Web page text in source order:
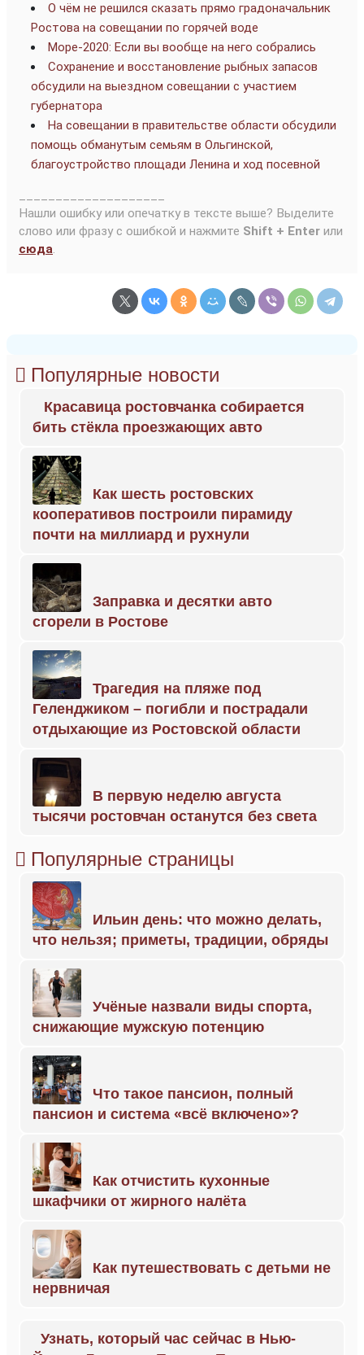
О чём не решился сказать прямо градоначальник
Ростова на совещании по горячей воде
Море-2020: Если вы вообще на него собрались
Сохранение и восстановление рыбных запасов
обсудили на выездном совещании с участием
губернатора
На совещании в правительстве области обсудили
помощь обманутым семьям в Ольгинской,
благоустройство площади Ленина и ход посевной
Нашли ошибку или опечатку в тексте выше? Выделите
слово или фразу с ошибкой и нажмите Shift + Enter или
сюда.
Популярные новости
Красавица ростовчанка собирается
бить стёкла проезжающих авто
Как шесть ростовских
кооперативов построили пирамиду
почти на миллиард и рухнули
Заправка и десятки авто
сгорели в Ростове
Трагедия на пляже под
Геленджиком – погибли и пострадали
отдыхающие из Ростовской области
В первую неделю августа
тысячи ростовчан останутся без света
Популярные страницы
Ильин день: что можно делать,
что нельзя; приметы, традиции, обряды
Учёные назвали виды спорта,
снижающие мужскую потенцию
Что такое пансион, полный
пансион и система «всё включено»?
Как отчистить кухонные
шкафчики от жирного налёта
Как путешествовать с детьми не
нервничая
Узнать, который час сейчас в Нью-